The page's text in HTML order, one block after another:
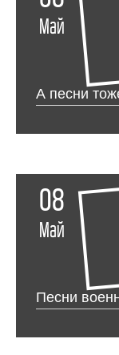
Май
А песни
08
Май
Песни